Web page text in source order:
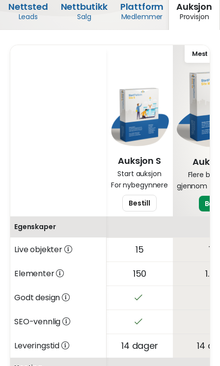
Nettsted
Leads
Nettbutikk
Salg
Plattform
Medlemmer
Auksjon
Provisjon
nettstedkostnader kostnader for
Auksjon S
Start auksjon
For nybegynnere
Bestill
Mest
Flere
gjennom
Egenskaper
Live objekter 15
Elementer 150
Godt design
SEO-vennlig
Leveringstid 14 dager 14